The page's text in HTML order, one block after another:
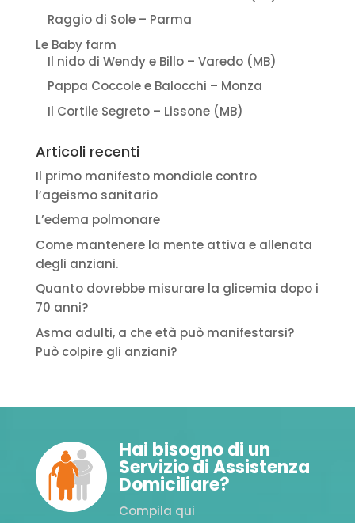
Raggio di Sole – Parma
Le Baby farm
Il nido di Wendy e Billo – Varedo (MB)
Pappa Coccole e Balocchi – Monza
Il Cortile Segreto – Lissone (MB)
Articoli recenti
Il primo manifesto mondiale contro
l’ageismo sanitario
L’edema polmonare
Come mantenere la mente attiva e allenata
degli anziani.
Quanto dovrebbe misurare la glicemia dopo i
70 anni?
Asma adulti, a che età può manifestarsi?
Può colpire gli anziani?
Hai bisogno di un
Servizio di Assistenza
Domiciliare?
Compila qui